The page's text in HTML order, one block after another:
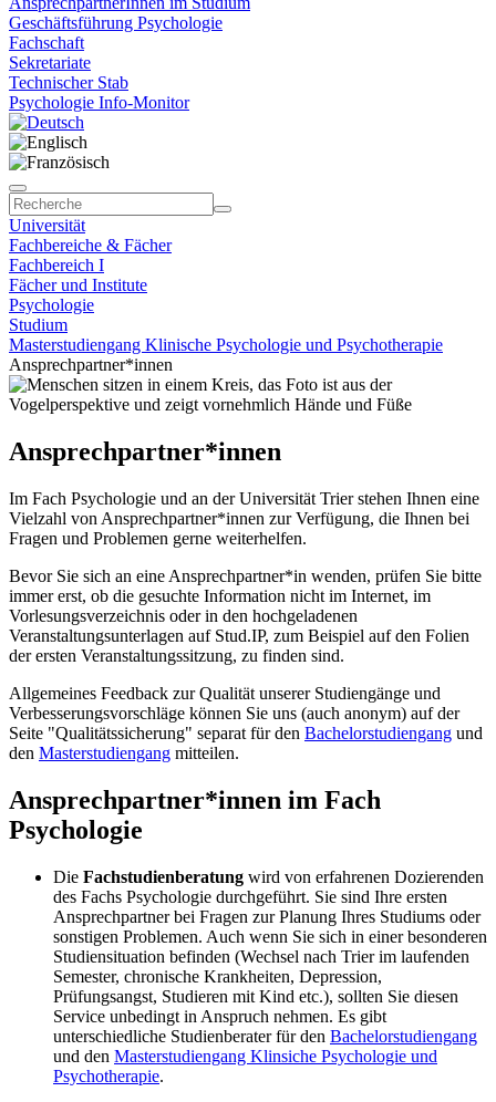
Geschäftsführung Psychologie
Fachschaft
Sekretariate
Technischer Stab
Psychologie Info-Monitor
Universität
Fachbereiche & Fächer
Fachbereich I
Fächer und Institute
Psychologie
Studium
Masterstudiengang Klinische Psychologie und Psychotherapie
Ansprechpartner*innen
Ansprechpartner*innen
Im Fach Psychologie und an der Universität Trier stehen Ihnen eine
Vielzahl von Ansprechpartner*innen zur Verfügung, die Ihnen bei
Fragen und Problemen gerne weiterhelfen.
Bevor Sie sich an eine Ansprechpartner*in wenden, prüfen Sie bitte
immer erst, ob die gesuchte Information nicht im Internet, im
Vorlesungsverzeichnis oder in den hochgeladenen
Veranstaltungsunterlagen auf Stud.IP, zum Beispiel auf den Folien
der ersten Veranstaltungssitzung, zu finden sind.
Allgemeines Feedback zur Qualität unserer Studiengänge und
Verbesserungsvorschläge können Sie uns (auch anonym) auf der
Seite "Qualitätssicherung" separat für den Bachelorstudiengang und
den Masterstudiengang mitteilen.
Ansprechpartner*innen im Fach
Psychologie
Die Fachstudienberatung wird von erfahrenen Dozierenden
des Fachs Psychologie durchgeführt. Sie sind Ihre ersten
Ansprechpartner bei Fragen zur Planung Ihres Studiums oder
sonstigen Problemen. Auch wenn Sie sich in einer besonderen
Studiensituation befinden (Wechsel nach Trier im laufenden
Semester, chronische Krankheiten, Depression,
Prüfungsangst, Studieren mit Kind etc.), sollten Sie diesen
Service unbedingt in Anspruch nehmen. Es gibt
unterschiedliche Studienberater für den Bachelorstudiengang
und den Masterstudiengang Klinsiche Psychologie und
Psychotherapie.